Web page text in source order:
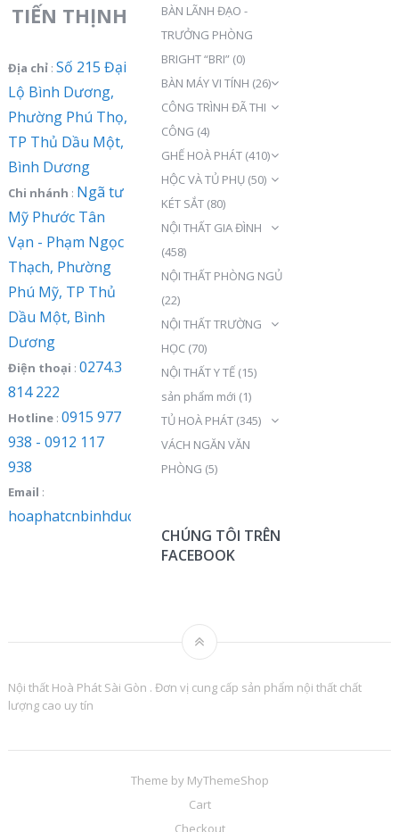
TIẾN THỊNH
Địa chỉ: Số 215 Đại
Lộ Bình Dương,
Phường Phú Thọ,
TP Thủ Dầu Một,
Bình Dương
Chi nhánh : Ngã tư
Mỹ Phước Tân
Vạn - Phạm Ngọc
Thạch, Phường
Phú Mỹ, TP Thủ
Dầu Một, Bình
Dương
Điện thoại : 0274.3
814 222
Hotline: 0915 977
938 - 0912 117
938
Email :
hoaphatcnbinhduong@gmail.com
BÀN LÃNH ĐẠO -
TRƯỞNG PHÒNG
BRIGHT “BRI” (0)
BÀN MÁY VI TÍNH (26)
CÔNG TRÌNH ĐÃ THI
CÔNG (4)
GHẾ HOÀ PHÁT (410)
HỘC VÀ TỦ PHỤ (50)
KÉT SẮT (80)
NỘI THẤT GIA ĐÌNH
(458)
NỘI THẤT PHÒNG NGỦ
(22)
NỘI THẤT TRƯỜNG
HỌC (70)
NỘI THẤT Y TẾ (15)
sản phẩm mới (1)
TỦ HOÀ PHÁT (345)
VÁCH NGĂN VĂN
PHÒNG (5)
CHÚNG TÔI TRÊN
FACEBOOK
Nội thất Hoà Phát Sài Gòn . Đơn vị cung cấp sản phẩm nội thất chất
lượng cao uy tín
Theme by MyThemeShop
Cart
Checkout